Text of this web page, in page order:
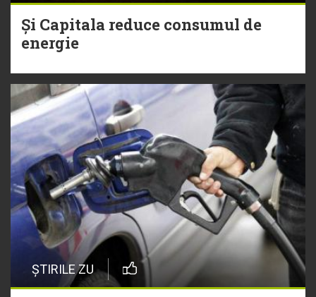
Și Capitala reduce consumul de
energie
ȘTIRILE ZU